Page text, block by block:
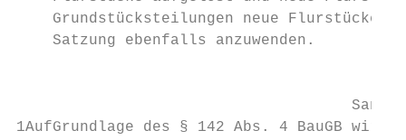
Grundstücksteilungen neue Flurstücke,
    Satzung ebenfalls anzuwenden.
1AufGrundlage des § 142 Abs. 4 BauGB